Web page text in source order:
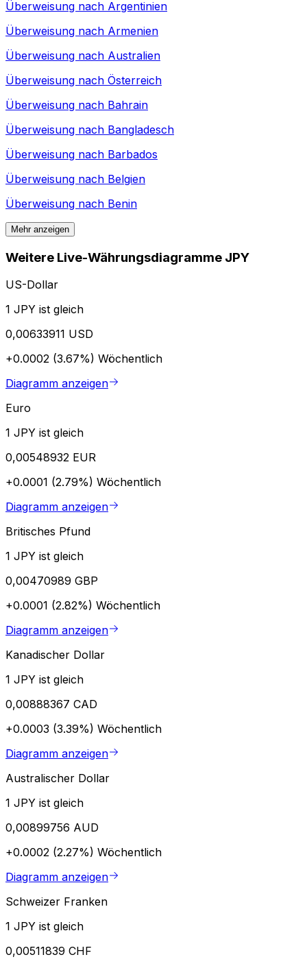
Überweisung nach Argentinien
Überweisung nach Armenien
Überweisung nach Australien
Überweisung nach Österreich
Überweisung nach Bahrain
Überweisung nach Bangladesch
Überweisung nach Barbados
Überweisung nach Belgien
Überweisung nach Benin
Mehr anzeigen
Weitere Live-Währungsdiagramme JPY
US-Dollar
1 JPY ist gleich
0,00633911 USD
+0.0002 (3.67%) Wöchentlich
Diagramm anzeigen
Euro
1 JPY ist gleich
0,00548932 EUR
+0.0001 (2.79%) Wöchentlich
Diagramm anzeigen
Britisches Pfund
1 JPY ist gleich
0,00470989 GBP
+0.0001 (2.82%) Wöchentlich
Diagramm anzeigen
Kanadischer Dollar
1 JPY ist gleich
0,00888367 CAD
+0.0003 (3.39%) Wöchentlich
Diagramm anzeigen
Australischer Dollar
1 JPY ist gleich
0,00899756 AUD
+0.0002 (2.27%) Wöchentlich
Diagramm anzeigen
Schweizer Franken
1 JPY ist gleich
0,00511839 CHF